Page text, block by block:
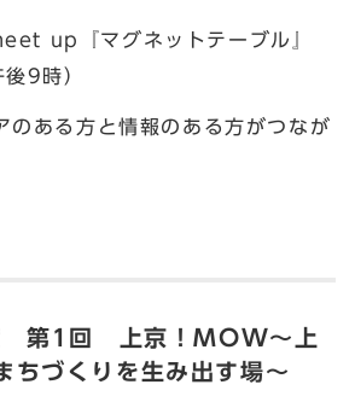
up『マグネットテーブル』
9時）
る方と情報のある方がつなが
第1回 上京！MOW～上
ちづくりを生み出す場～